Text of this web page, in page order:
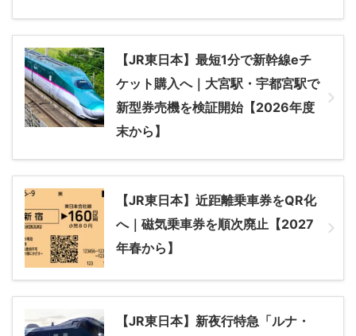
【JR東日本】最短1分で新幹線eチ
ケット購入へ｜大宮駅・宇都宮駅で
新型券売機を検証開始【2026年度
末から】
【JR東日本】近距離乗車券をQR化
へ｜磁気乗車券を順次廃止【2027
年春から】
【JR東日本】新夜行特急「ルナ・